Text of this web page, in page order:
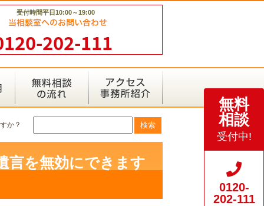
202-111
受付時間平日10:00～19:00
無料
相談
受付中!
0120-
202-111
か？
言を無効にできます